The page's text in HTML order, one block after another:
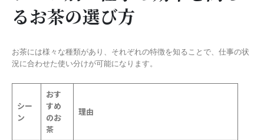
るお茶の選び方
お茶には様々な種類があり、それぞれの特徴を知ることで、仕事の状
況に合わせた使い分けが可能になります。
シー
ン
おす
すめ
のお
茶
理由